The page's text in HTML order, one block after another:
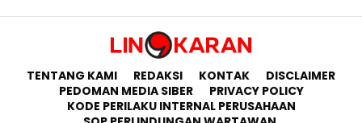
TENTANG KAMI REDAKSI KONTAK
DISCLAIMER
PEDOMAN MEDIA SIBER
PRIVACY POLICY
KODE PERILAKU INTERNAL PERUSAHAAN